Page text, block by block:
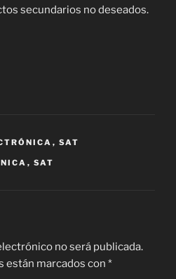
secundarios no deseados.
, SAT
, SAT
no será publicada.
están marcados con *